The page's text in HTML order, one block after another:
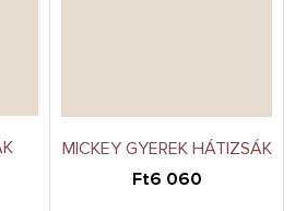
MICKEY GYEREK HÁTIZSÁK
Ft6 060